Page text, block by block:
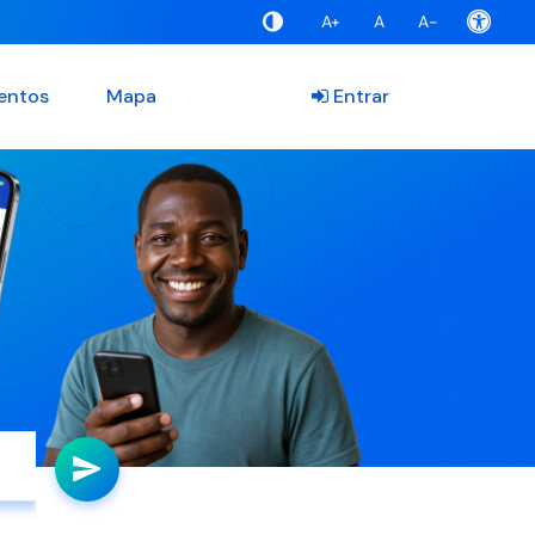
A+ A A-
Mapa Entrar